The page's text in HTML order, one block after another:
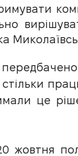
стільки
це
жовтня